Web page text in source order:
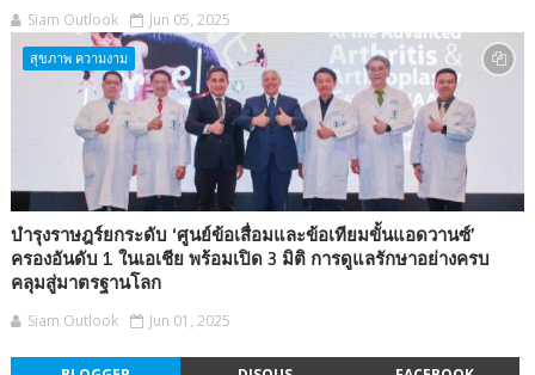
Siam Outlook Jun 05, 2025
สุขภาพ ความงาม
บำรุงราษฎร์ยกระดับ ‘ศูนย์ข้อเสื่อมและข้อเทียมขั้นแอดวานซ์’
ครองอันดับ 1 ในเอเชีย พร้อมเปิด 3 มิติ การดูแลรักษาอย่างครบ
คลุมสู่มาตรฐานโลก
Siam Outlook Jun 01, 2025